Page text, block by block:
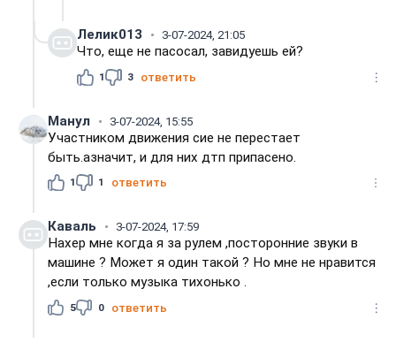
Лелик013 3-07-2024, 21:05
Что, еще не пасосал, завидуешь ей?
1 3 ответить
Манул 3-07-2024, 15:55
Участником движения сие не перестает
быть.азначит, и для них дтп припасено.
1 1 ответить
Каваль 3-07-2024, 17:59
Нахер мне когда я за рулем ,посторонние звуки в
машине ? Может я один такой ? Но мне не нравится
,если только музыка тихонько .
5 0 ответить